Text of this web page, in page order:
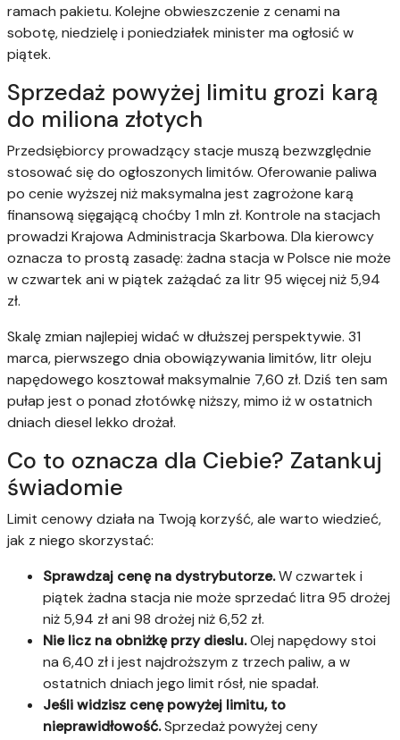
ramach pakietu. Kolejne obwieszczenie z cenami na
sobotę, niedzielę i poniedziałek minister ma ogłosić w
piątek.
Sprzedaż powyżej limitu grozi karą
do miliona złotych
Przedsiębiorcy prowadzący stacje muszą bezwzględnie
stosować się do ogłoszonych limitów. Oferowanie paliwa
po cenie wyższej niż maksymalna jest zagrożone karą
finansową sięgającą choćby 1 mln zł. Kontrole na stacjach
prowadzi Krajowa Administracja Skarbowa. Dla kierowcy
oznacza to prostą zasadę: żadna stacja w Polsce nie może
w czwartek ani w piątek zażądać za litr 95 więcej niż 5,94
zł.
Skalę zmian najlepiej widać w dłuższej perspektywie. 31
marca, pierwszego dnia obowiązywania limitów, litr oleju
napędowego kosztował maksymalnie 7,60 zł. Dziś ten sam
pułap jest o ponad złotówkę niższy, mimo iż w ostatnich
dniach diesel lekko drożał.
Co to oznacza dla Ciebie? Zatankuj
świadomie
Limit cenowy działa na Twoją korzyść, ale warto wiedzieć,
jak z niego skorzystać:
Sprawdzaj cenę na dystrybutorze.W czwartek i
piątek żadna stacja nie może sprzedać litra 95 drożej
niż 5,94 zł ani 98 drożej niż 6,52 zł.
Nie licz na obniżkę przy dieslu.Olej napędowy stoi
na 6,40 zł i jest najdroższym z trzech paliw, a w
ostatnich dniach jego limit rósł, nie spadał.
Jeśli widzisz cenę powyżej limitu, to
nieprawidłowość.Sprzedaż powyżej ceny